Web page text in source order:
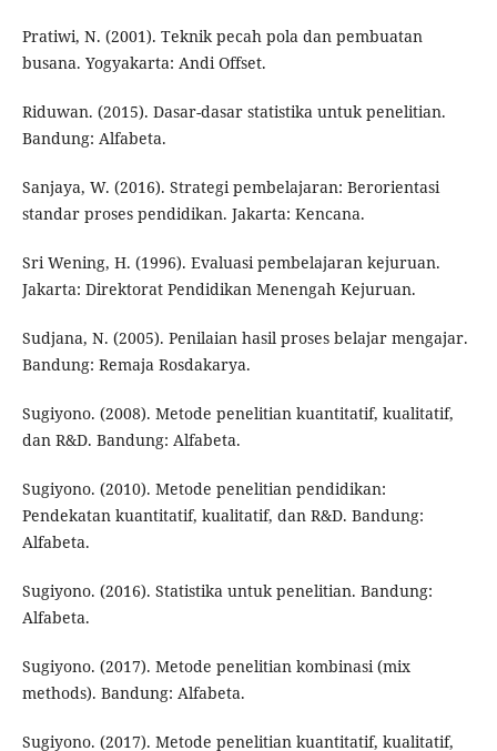
Pratiwi, N. (2001). Teknik pecah pola dan pembuatan
busana. Yogyakarta: Andi Offset.
Riduwan. (2015). Dasar-dasar statistika untuk penelitian.
Bandung: Alfabeta.
Sanjaya, W. (2016). Strategi pembelajaran: Berorientasi
standar proses pendidikan. Jakarta: Kencana.
Sri Wening, H. (1996). Evaluasi pembelajaran kejuruan.
Jakarta: Direktorat Pendidikan Menengah Kejuruan.
Sudjana, N. (2005). Penilaian hasil proses belajar mengajar.
Bandung: Remaja Rosdakarya.
Sugiyono. (2008). Metode penelitian kuantitatif, kualitatif,
dan R&D. Bandung: Alfabeta.
Sugiyono. (2010). Metode penelitian pendidikan:
Pendekatan kuantitatif, kualitatif, dan R&D. Bandung:
Alfabeta.
Sugiyono. (2016). Statistika untuk penelitian. Bandung:
Alfabeta.
Sugiyono. (2017). Metode penelitian kombinasi (mix
methods). Bandung: Alfabeta.
Sugiyono. (2017). Metode penelitian kuantitatif, kualitatif,